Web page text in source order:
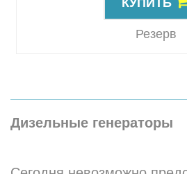
КУПИТЬ
Резерв
Дизельные генераторы